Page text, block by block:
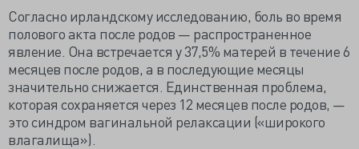
Согласно ирландскому исследованию, боль во время
полового акта после родов — распространенное
явление. Она встречается у 37,5% матерей в течение 6
месяцев после родов, а в последующие месяцы
значительно снижается. Единственная проблема,
которая сохраняется через 12 месяцев после родов, —
это синдром вагинальной релаксации («широкого
влагалища»).